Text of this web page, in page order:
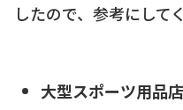
したので、参考にして
大型スポーツ用品店